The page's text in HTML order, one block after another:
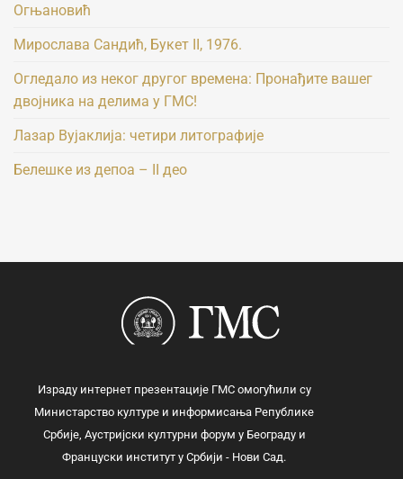
Огњановић
Мирослава Сандић, Букет II, 1976.
Огледало из неког другог времена: Пронађите вашег
двојника на делима у ГМС!
Лазар Вујаклија: четири литографије
Белешке из депоа – II део
Израду интернет презентације ГМС омогућили су
Министарство културе и информисања Републике
Србије, Аустријски културни форум у Београду и
Француски институт у Србији - Нови Сад.